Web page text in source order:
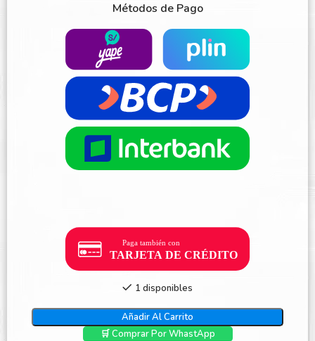
Métodos de Pago
1 disponibles
Añadir Al Carrito
🛒 Comprar Por WhastApp